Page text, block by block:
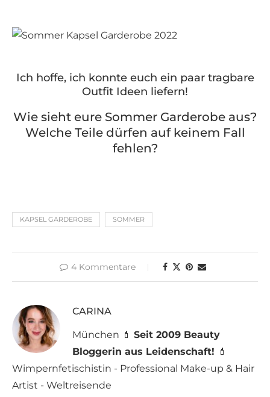
Ich hoffe, ich konnte euch ein paar tragbare
Outfit Ideen liefern!
Wie sieht eure Sommer Garderobe aus?
Welche Teile dürfen auf keinem Fall
fehlen?
KAPSEL GARDEROBE SOMMER
4 Kommentare
CARINA
München 💄 Seit 2009 Beauty
Bloggerin aus Leidenschaft! 💄
Wimpernfetischistin - Professional Make-up & Hair
Artist - Weltreisende